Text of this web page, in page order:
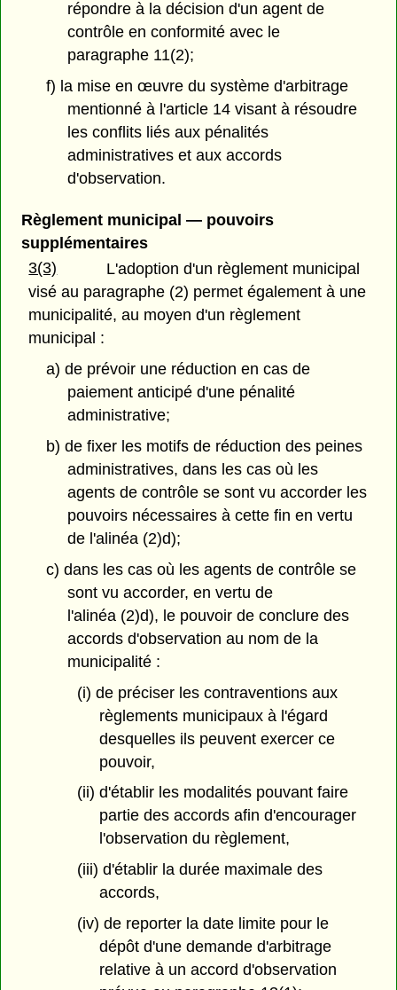
répondre à la décision d'un agent de
contrôle en conformité avec le
paragraphe 11(2);
f) la mise en œuvre du système d'arbitrage
mentionné à l'article 14 visant à résoudre
les conflits liés aux pénalités
administratives et aux accords
d'observation.
Règlement municipal — pouvoirs
supplémentaires
3(3)
L'adoption d'un règlement municipal
visé au paragraphe (2) permet également à une
municipalité, au moyen d'un règlement
municipal :
a) de prévoir une réduction en cas de
paiement anticipé d'une pénalité
administrative;
b) de fixer les motifs de réduction des peines
administratives, dans les cas où les
agents de contrôle se sont vu accorder les
pouvoirs nécessaires à cette fin en vertu
de l'alinéa (2)d);
c) dans les cas où les agents de contrôle se
sont vu accorder, en vertu de
l'alinéa (2)d), le pouvoir de conclure des
accords d'observation au nom de la
municipalité :
(i) de préciser les contraventions aux
règlements municipaux à l'égard
desquelles ils peuvent exercer ce
pouvoir,
(ii) d'établir les modalités pouvant faire
partie des accords afin d'encourager
l'observation du règlement,
(iii) d'établir la durée maximale des
accords,
(iv) de reporter la date limite pour le
dépôt d'une demande d'arbitrage
relative à un accord d'observation